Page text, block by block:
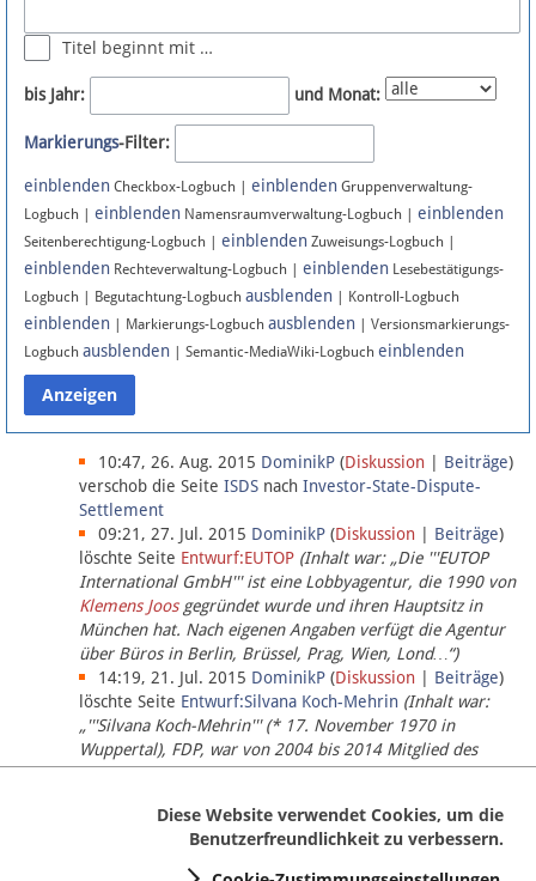
Newsletter
Bluesky
Facebook
Instagram
Anmelden
Datenschutz
Über Lobbypedia
Impressum
Titel beginnt mit …
bis Jahr: und Monat:
Markierungs-Filter:
einblenden Checkbox-Logbuch | einblenden Gruppenverwaltung-
Logbuch | einblenden Namensraumverwaltung-Logbuch | einblenden
Seitenberechtigung-Logbuch | einblenden Zuweisungs-Logbuch |
einblenden Rechteverwaltung-Logbuch | einblenden Lesebestätigungs-
Logbuch | Begutachtung-Logbuch ausblenden | Kontroll-Logbuch
einblenden | Markierungs-Logbuch ausblenden | Versionsmarkierungs-
Logbuch ausblenden | Semantic-MediaWiki-Logbuch einblenden
10:47, 26. Aug. 2015 DominikP (Diskussion Beiträge)
verschob die Seite ISDS nach Investor-State-Dispute-
Settlement
09:21, 27. Jul. 2015 DominikP (Diskussion Beiträge)
löschte Seite Entwurf:EUTOP (Inhalt war: „Die '''EUTOP
International GmbH''' ist eine Lobbyagentur, die 1990 von
Klemens Joosgegründet wurde und ihren Hauptsitz in
München hat. Nach eigenen Angaben verfügt die Agentur
über Büros in Berlin, Brüssel, Prag, Wien, Lond…“)
14:19, 21. Jul. 2015 DominikP (Diskussion Beiträge)
löschte Seite Entwurf:Silvana Koch-Mehrin (Inhalt war:
„'''Silvana Koch-Mehrin''' (* 17. November 1970 in
Wuppertal), FDP, war von 2004 bis 2014 Mitglied des
Europäischen Parlaments, seit November 2014 ist sie für
Diese Website verwendet Cookies, um die
Benutzerfreundlichkeit zu verbessern.